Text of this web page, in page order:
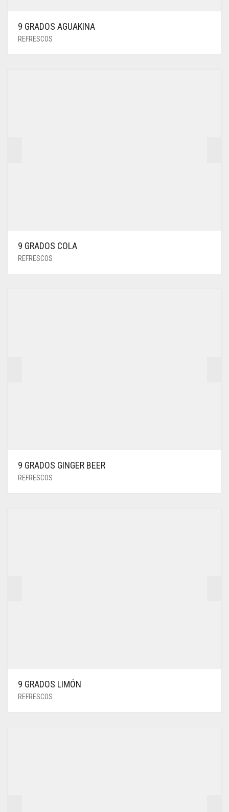
9 GRADOS AGUAKINA
REFRESCOS
9 GRADOS COLA
REFRESCOS
9 GRADOS GINGER BEER
REFRESCOS
9 GRADOS LIMÓN
REFRESCOS